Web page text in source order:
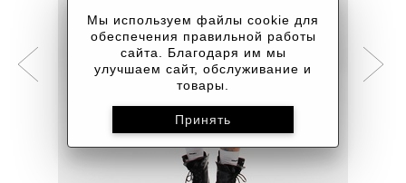
Мы используем файлы cookie для
обеспечения правильной работы
сайта. Благодаря им мы
улучшаем сайт, обслуживание и
товары.